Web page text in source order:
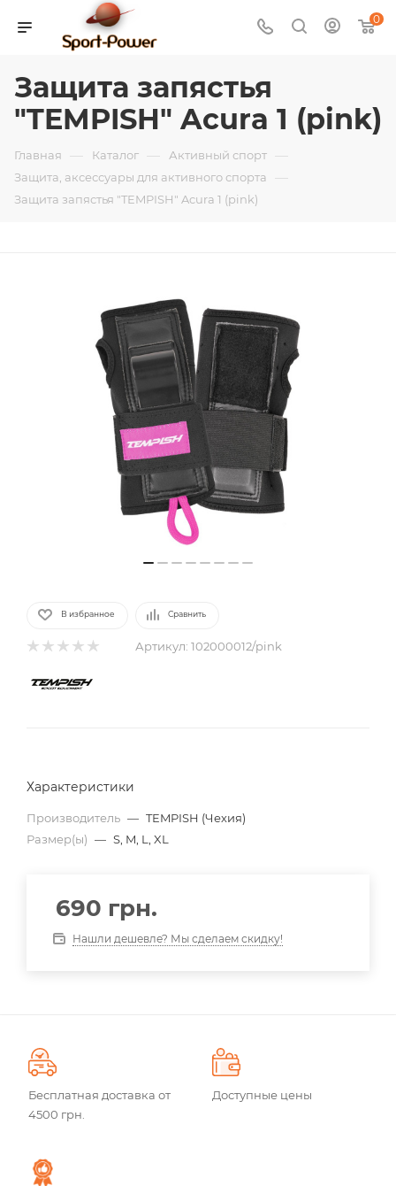
0
Защита запястья
"TEMPISH" Acura 1 (pink)
Главная — Каталог — Активный спорт —
Защита, аксессуары для активного спорта —
Защита запястья "TEMPISH" Acura 1 (pink)
В избранное Сравнить
Артикул: 102000012/pink
Характеристики
Производитель — TEMPISH (Чехия)
Размер(ы) — S, M, L, XL
690 грн.
Нашли дешевле? Мы сделаем скидку!
Бесплатная доставка от
4500 грн.
Доступные цены